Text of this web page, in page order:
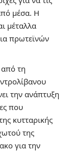
μέσα. Η
μέταλλα
πρωτεϊνών
τη
την ανάπτυξη
που
κυτταρικής
της
για την